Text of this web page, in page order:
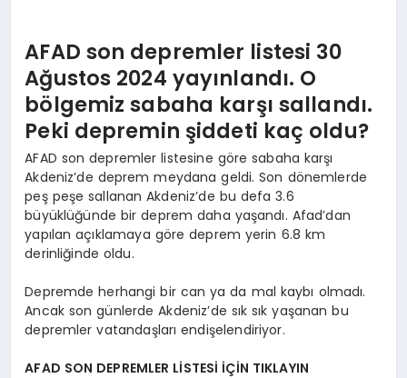
AFAD son depremler listesi 30
Ağustos 2024 yayınlandı. O
bölgemiz sabaha karşı sallandı.
Peki depremin şiddeti kaç oldu?
AFAD son depremler listesine göre sabaha karşı
Akdeniz’de deprem meydana geldi. Son dönemlerde
peş peşe sallanan Akdeniz’de bu defa 3.6
büyüklüğünde bir deprem daha yaşandı. Afad’dan
yapılan açıklamaya göre deprem yerin 6.8 km
derinliğinde oldu.
Depremde herhangi bir can ya da mal kaybı olmadı.
Ancak son günlerde Akdeniz’de sık sık yaşanan bu
depremler vatandaşları endişelendiriyor.
AFAD SON DEPREMLER LİSTESİ İÇİN TIKLAYIN